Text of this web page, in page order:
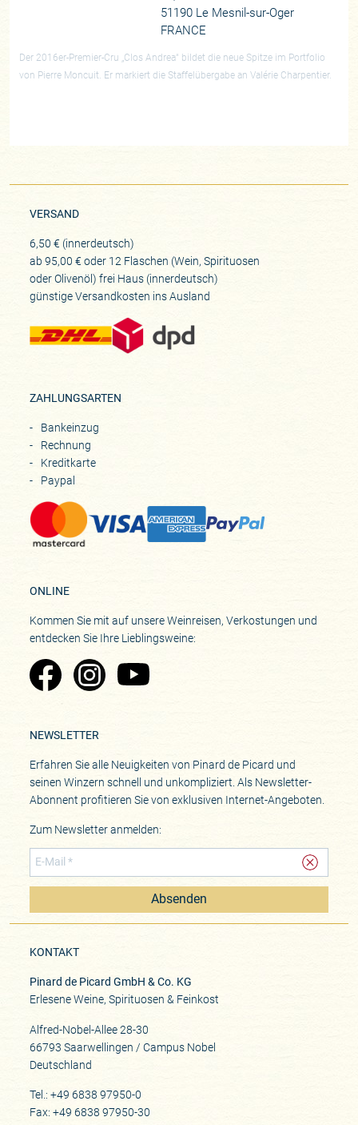
51190 Le Mesnil-sur-Oger
FRANCE
Der 2016er-Premier-Cru „Clos Andrea“ bildet die neue Spitze im Portfolio
von Pierre Moncuit. Er markiert die Staffelübergabe an Valérie Charpentier.
VERSAND
6,50 € (innerdeutsch)
ab 95,00 € oder 12 Flaschen (Wein, Spirituosen
oder Olivenöl) frei Haus (innerdeutsch)
günstige Versandkosten ins Ausland
ZAHLUNGSARTEN
Bankeinzug
Rechnung
Kreditkarte
Paypal
ONLINE
Kommen Sie mit auf unsere Weinreisen, Verkostungen und
entdecken Sie Ihre Lieblingsweine:
Zu Pinard's Facebook-Seite
Zu Pinard's Instagram-Seite
Zu Pinard's YouTube-Seite
NEWSLETTER
Erfahren Sie alle Neuigkeiten von Pinard de Picard und
seinen Winzern schnell und unkompliziert. Als Newsletter-
Abonnent profitieren Sie von exklusiven Internet-Angeboten.
Zum Newsletter anmelden:
Absenden
KONTAKT
Pinard de Picard GmbH & Co. KG
Erlesene Weine, Spirituosen & Feinkost
Alfred-Nobel-Allee 28-30
66793 Saarwellingen / Campus Nobel
Deutschland
Tel.: +49 6838 97950-0
Fax: +49 6838 97950-30